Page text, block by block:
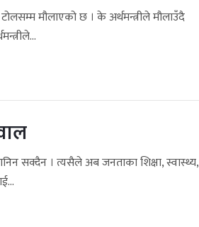
मौलाएको छ । के अर्थमन्त्रीले मौलाउँदै
सक्दैन । त्यसैले अब जनताका शिक्षा, स्वास्थ्य,